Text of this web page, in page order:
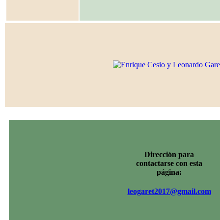
Dirección para
contactarse con esta
página:
leogaret2017@gmail.com